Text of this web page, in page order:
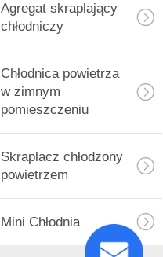
Agregat skraplający
chłodniczy
Chłodnica powietrza
w zimnym
pomieszczeniu
Skraplacz chłodzony
powietrzem
Mini Chłodnia